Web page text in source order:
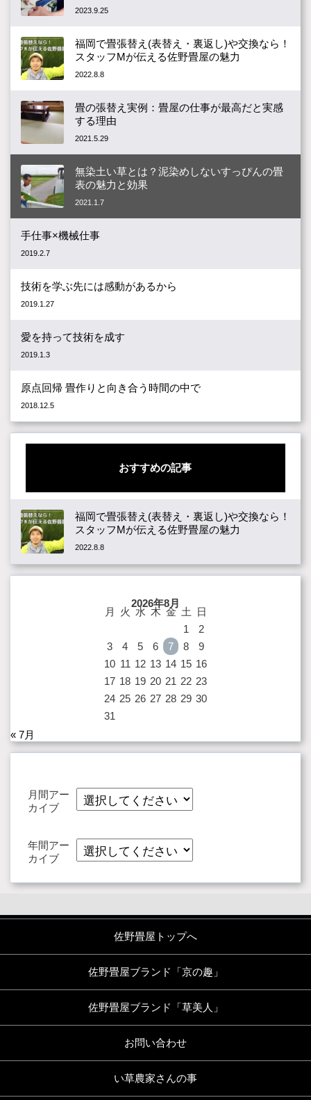
2023.9.25
福岡で畳張替え(表替え・裏返し)や交換なら！
スタッフMが伝える佐野畳屋の魅力
2022.8.8
畳の張替え実例：畳屋の仕事が最高だと実感
する理由
2021.5.29
無染土い草とは？泥染めしないすっぴんの畳
表の魅力と効果
2021.1.7
手仕事×機械仕事
2019.2.7
技術を学ぶ先には感動があるから
2019.1.27
愛を持って技術を成す
2019.1.3
原点回帰 畳作りと向き合う時間の中で
2018.12.5
おすすめの記事
福岡で畳張替え(表替え・裏返し)や交換なら！
スタッフMが伝える佐野畳屋の魅力
2022.8.8
2026年8月
月 火 水 木 金 土
日
1
2
3
4 5 6 7 8
9
10 11 12 13 14 15 16
17 18 19 20 21 22 23
24 25 26 27 28 29 30
31
« 7月
月間アー
カイブ
年間アー
カイブ
佐野畳屋トップへ
佐野畳屋ブランド「京の趣」
佐野畳屋ブランド「草美人」
お問い合わせ
い草農家さんの事